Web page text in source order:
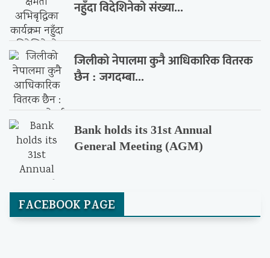
नहुँदा विदेशिनेको संख्या...
जिलीको नेपालमा कुनै आधिकारिक वितरक
छैन : जगदम्बा...
Bank holds its 31st Annual
General Meeting (AGM)
FACEBOOK PAGE